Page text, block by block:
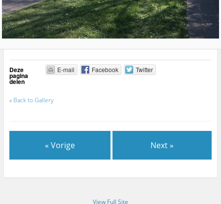
Deze
pagina
delen
E-mail Facebook Twitter
« Back to Gallery
« Vorige Next »
View Full Site